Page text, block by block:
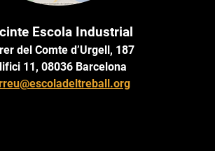
Escola Industrial
del Comte d’Urgell, 187
11, 08036 Barcelona